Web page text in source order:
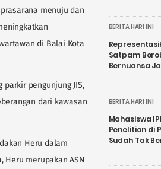
menuju dan
di Balai Kota
pengunjung JIS,
dari kawasan
Heru dalam
Heru merupakan ASN
BERITA HARI INI
Satpam
Bernuansa
BERITA HARI INI
Mahasiswa
Penelitian di
Sudah Tak